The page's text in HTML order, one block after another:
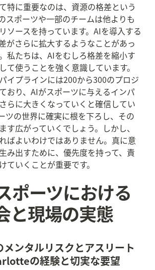
特に重要なのは、資源の格差という
スポーツや一部のチームは他よりも
ソースを持っています。AIを導入する
がさらに拡大するようなことがあっ
私たちは、AIをむしろ格差を縮小す
て使うことを強く意識しています。
イプラインには200から300のプロジ
おり、AIがスポーツに与えるインパ
らに大きくなっていくと確信してい
ツの世界に確実に根を下ろし、その
す広がっていくでしょう。しかし、
ばよいわけではありません。真に意
み出すために、優先度を持って、責
ていくことが重要です。
ポーツにおける
と現場の実態
ンタルリスクとアスリート
の経験と切実な要望